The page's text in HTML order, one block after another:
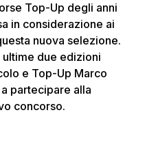
Top-Up degli anni
in considerazione ai
nuova selezione.
due edizioni
e Top-Up Marco
partecipare alla
concorso.